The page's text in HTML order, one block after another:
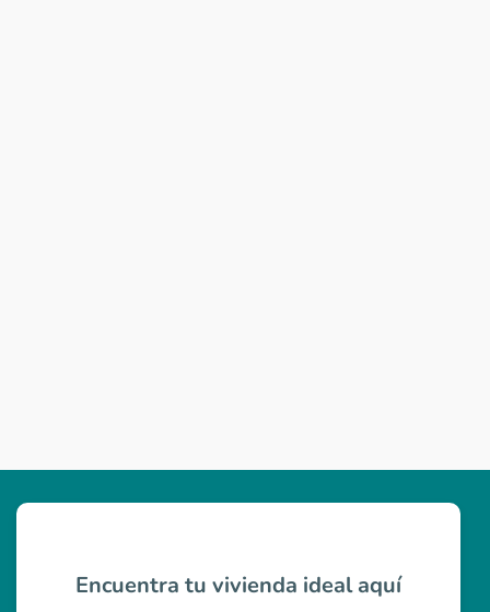
Encuentra tu vivienda ideal aquí